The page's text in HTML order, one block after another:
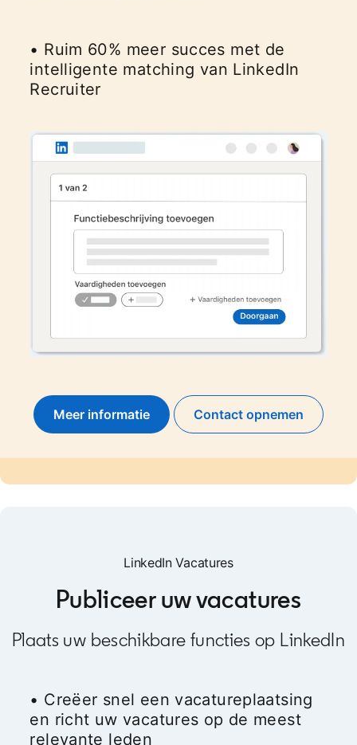
• Ruim 60% meer succes met de
intelligente matching van LinkedIn
Recruiter
Meer informatie Contact opnemen
LinkedIn Vacatures
Publiceer uw vacatures
Plaats uw beschikbare functies op LinkedIn
• Creëer snel een vacatureplaatsing
en richt uw vacatures op de meest
relevante leden